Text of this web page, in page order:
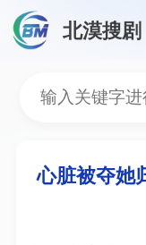
北漠搜剧
心脏被
心脏被夺她